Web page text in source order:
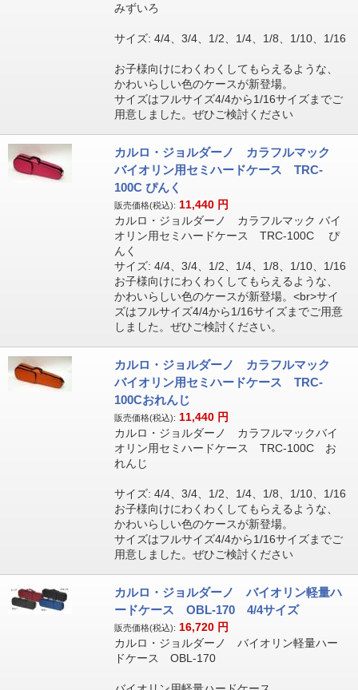
みずいろ
サイズ: 4/4、3/4、1/2、1/4、1/8、1/10、1/16
お子様向けにわくわくしてもらえるような、
かわいらしい色のケースが新登場。
サイズはフルサイズ4/4から1/16サイズまでご
用意しました。ぜひご検討ください
カルロ・ジョルダーノ カラフルマック
バイオリン用セミハードケース TRC-
100C ぴんく
販売価格(税込): 11,440 円
カルロ・ジョルダーノ カラフルマック バイ
オリン用セミハードケース TRC-100C ぴ
んく
サイズ: 4/4、3/4、1/2、1/4、1/8、1/10、1/16
お子様向けにわくわくしてもらえるような、
かわいらしい色のケースが新登場。<br>サイ
ズはフルサイズ4/4から1/16サイズまでご用意
しました。ぜひご検討ください。
カルロ・ジョルダーノ カラフルマック
バイオリン用セミハードケース TRC-
100Cおれんじ
販売価格(税込): 11,440 円
カルロ・ジョルダーノ カラフルマックバイ
オリン用セミハードケース TRC-100C お
れんじ
サイズ: 4/4、3/4、1/2、1/4、1/8、1/10、1/16
お子様向けにわくわくしてもらえるような、
かわいらしい色のケースが新登場。
サイズはフルサイズ4/4から1/16サイズまでご
用意しました。ぜひご検討ください
カルロ・ジョルダーノ バイオリン軽量ハ
ードケース OBL-170 4/4サイズ
販売価格(税込): 16,720 円
カルロ・ジョルダーノ バイオリン軽量ハー
ドケース OBL-170